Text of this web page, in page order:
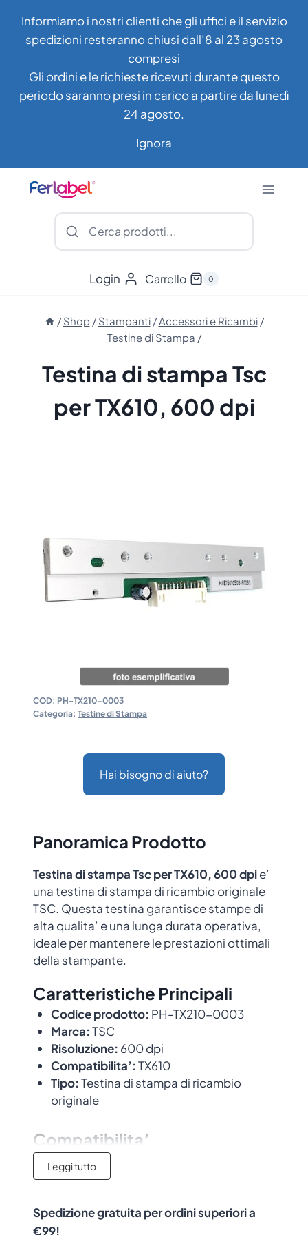
contenuto
Informiamo i nostri clienti che gli uffici e il servizio
spedizioni resteranno chiusi dall’8 al 23 agosto
compresi
Gli ordini e le richieste ricevuti durante questo
periodo saranno presi in carico a partire da lunedì
24 agosto.
Ignora
Login Carrello 0
/ Shop / Stampanti /Accessori e Ricambi /
Testine di Stampa /
Testina di stampa Tsc
per TX610, 600 dpi
COD: PH-TX210-0003
Categoria: Testine di Stampa
Hai bisogno di aiuto?
Panoramica Prodotto
Testina di stampa Tsc per TX610, 600 dpie’
una testina di stampa di ricambio originale
TSC. Questa testina garantisce stampe di
alta qualita’ e una lunga durata operativa,
ideale per mantenere le prestazioni ottimali
della stampante.
Caratteristiche Principali
Codice prodotto: PH-TX210-0003
Marca:TSC
Risoluzione: 600 dpi
Compatibilita’:TX610
Tipo:Testina di stampa di ricambio
originale
Compatibilita’
Questa testina e’ compatibile con i
Progettata per integrarsi perfettamente
con le stampanti TSC, garantendo risultati
Leggi tutto
Spedizione gratuita per ordini superiori a
€99!